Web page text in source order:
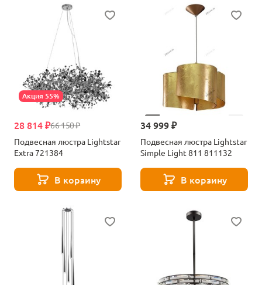
Акция 55%
66 150 ₽
28 814 ₽
Подвесная люстра Lightstar
Extra 721384
В корзину
34 999 ₽
Подвесная люстра Lightstar
Simple Light 811 811132
В корзину